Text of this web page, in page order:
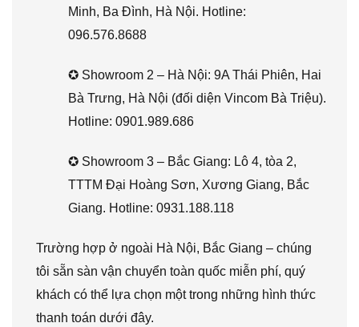
Minh, Ba Đình, Hà Nội. Hotline:
096.576.8688
✪ Showroom 2 – Hà Nội: 9A Thái Phiên, Hai
Bà Trưng, Hà Nội (đối diện Vincom Bà Triệu).
Hotline: 0901.989.686
✪ Showroom 3 – Bắc Giang: Lô 4, tòa 2,
TTTM Đại Hoàng Sơn, Xương Giang, Bắc
Giang. Hotline: 0931.188.118
Trường hợp ở ngoài Hà Nội, Bắc Giang – chúng
tôi sẵn sàn vận chuyển toàn quốc miễn phí, quý
khách có thể lựa chọn một trong những hình thức
thanh toán dưới đây.